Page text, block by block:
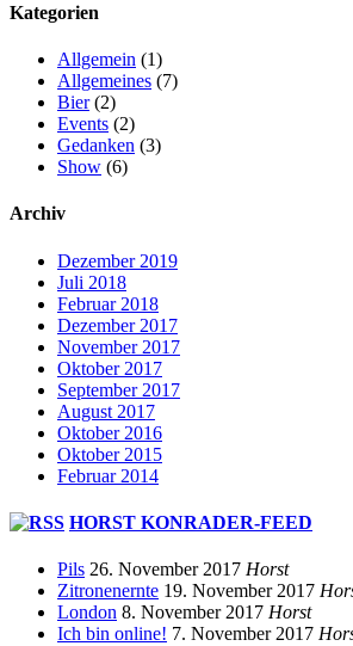
Kategorien
Allgemein (1)
Allgemeines (7)
Bier(2)
Events (2)
Gedanken (3)
Show (6)
Archiv
Dezember 2019
Juli 2018
Februar 2018
Dezember 2017
November 2017
Oktober 2017
September 2017
August 2017
Oktober 2016
Oktober 2015
Februar 2014
HORST KONRADER-FEED
Pils 26. November 2017 Horst
Zitronenernte 19. November 2017
London 8. November 2017 Horst
Ich bin online! 7. November 2017